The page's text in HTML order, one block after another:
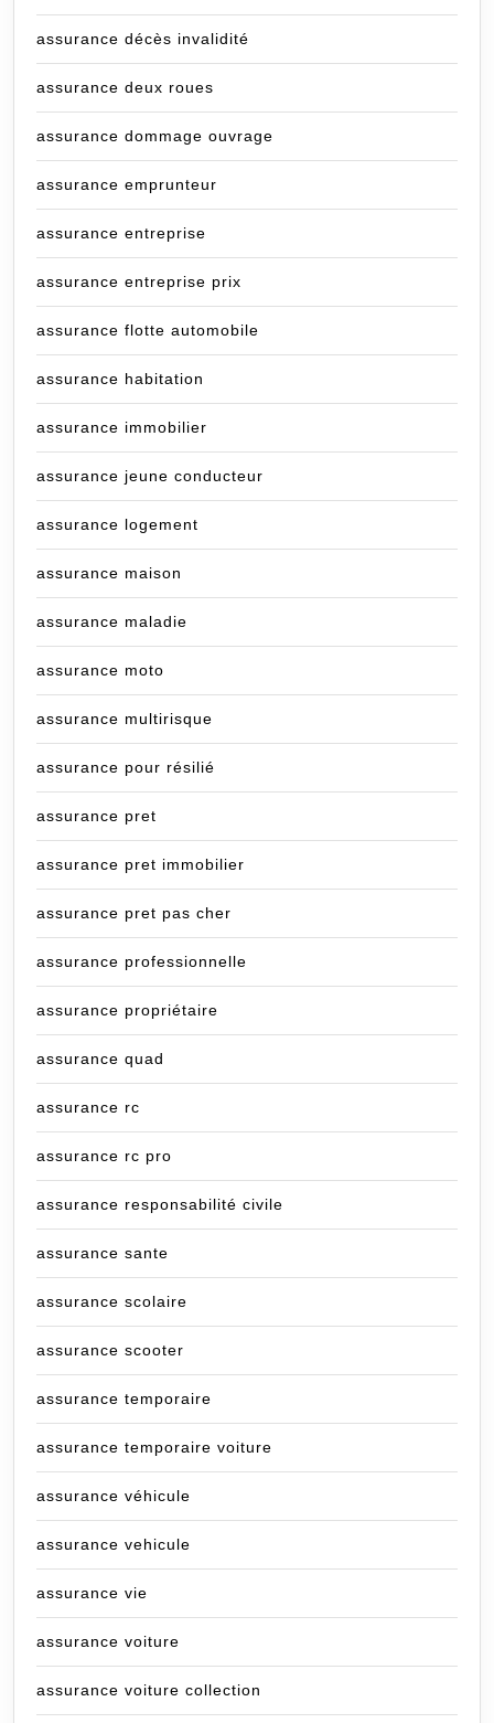
assurance décès invalidité
assurance deux roues
assurance dommage ouvrage
assurance emprunteur
assurance entreprise
assurance entreprise prix
assurance flotte automobile
assurance habitation
assurance immobilier
assurance jeune conducteur
assurance logement
assurance maison
assurance maladie
assurance moto
assurance multirisque
assurance pour résilié
assurance pret
assurance pret immobilier
assurance pret pas cher
assurance professionnelle
assurance propriétaire
assurance quad
assurance rc
assurance rc pro
assurance responsabilité civile
assurance sante
assurance scolaire
assurance scooter
assurance temporaire
assurance temporaire voiture
assurance véhicule
assurance vehicule
assurance vie
assurance voiture
assurance voiture collection